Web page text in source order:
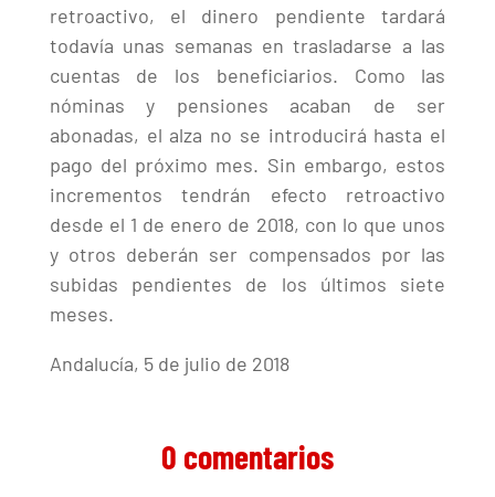
retroactivo, el dinero pendiente tardará
todavía unas semanas en trasladarse a las
cuentas de los beneficiarios. Como las
nóminas y pensiones acaban de ser
abonadas, el alza no se introducirá hasta el
pago del próximo mes. Sin embargo, estos
incrementos tendrán efecto retroactivo
desde el 1 de enero de 2018, con lo que unos
y otros deberán ser compensados por las
subidas pendientes de los últimos siete
meses.
Andalucía, 5 de julio de 2018
0 comentarios